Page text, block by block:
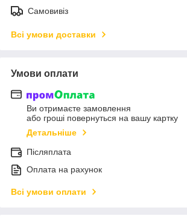
Самовивіз
Всі умови доставки
Умови оплати
Ви отримаєте замовлення
або гроші повернуться на вашу картку
Детальніше
Післяплата
Оплата на рахунок
Всі умови оплати